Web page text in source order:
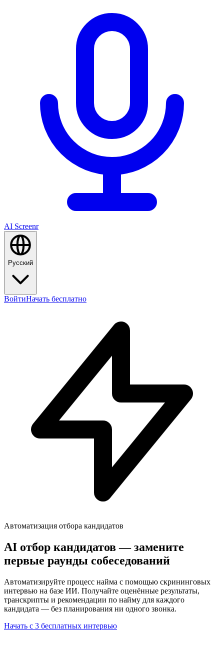
AI Screenr
Русский
ВойтиНачать бесплатно
Автоматизация отбора кандидатов
AI отбор кандидатов — замените
первые раунды собеседований
Автоматизируйте процесс найма с помощью скрининговых
интервью на базе ИИ. Получайте оценённые результаты,
транскрипты и рекомендации по найму для каждого
кандидата — без планирования ни одного звонка.
Начать с 3 бесплатных интервью